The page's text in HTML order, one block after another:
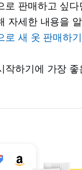
로 판매하고 싶다
자세한 내용을
로 새 옷 판매하기
작하기에 가장 좋